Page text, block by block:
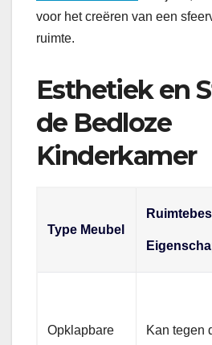
voor het creëren van een
ruimte.
Esthetiek en
de Bedloze
Kinderkamer
Type Meubel
Opklapbare Kan tegen